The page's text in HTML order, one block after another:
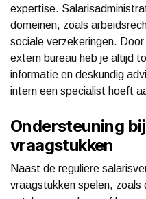
expertise.
domeinen, zoals
sociale verzekeringen.
extern bureau heb je altijd
informatie en deskundig
intern een specialist hoeft
Ondersteuning
vraagstukken
Naast de reguliere
vraagstukken spelen, zoals